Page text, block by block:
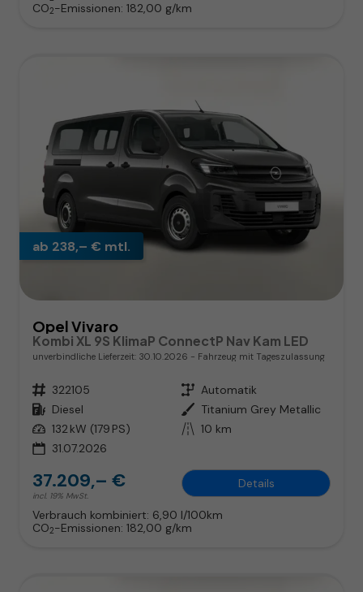
CO2-Emissionen: 182,00 g/km
ab 238,– € mtl.
Opel Vivaro
Kombi XL 9S KlimaP ConnectP Nav Kam LED
unverbindliche Lieferzeit: 30.10.2026 Fahrzeug mit Tageszulassung
Fahrzeugnr. 322105 Getriebe Automatik
Kraftstoff Diesel Außenfarbe Titanium Grey Metallic
Leistung 132 kW (179 PS) Kilometerstand 10 km
31.07.2026
37.209,– €
incl. 19% MwSt.
Details
Verbrauch kombiniert: 6,90 l/100km
CO2-Emissionen: 182,00 g/km